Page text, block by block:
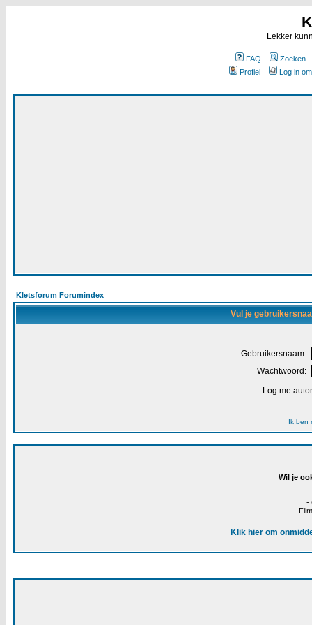
Lekker
FAQ
Zoeken
Profiel
Log in
Kletsforum Forumindex
Vul je
Gebruikersnaam:
Wachtwoord:
Log me
Ik ben
Wil je
-
-
Klik hier om